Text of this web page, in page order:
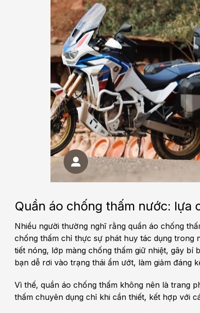
Quần áo chống thấm nước: lựa
Nhiều người thường nghĩ rằng quần áo chống
chống thấm chỉ thực sự phát huy tác dụng trong
tiết nóng, lớp màng chống thấm giữ nhiệt, gây
bạn dễ rơi vào trạng thái ẩm ướt, làm giảm đáng
Vì thế, quần áo chống thấm không nên là trang
thấm chuyên dụng chỉ khi cần thiết, kết hợp với